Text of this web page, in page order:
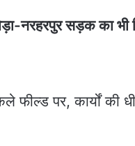
नरहरपुर सड़क का भी